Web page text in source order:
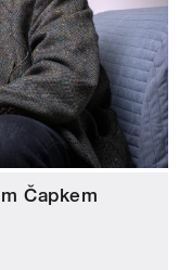
Čapkem